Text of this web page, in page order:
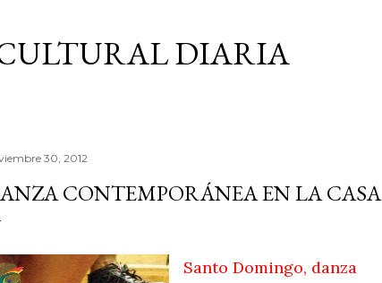
DIARIA
30, 2012
CONTEMPORÁNEA EN LA CASA
Santo Domingo, danza